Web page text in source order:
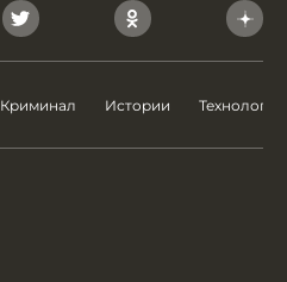
Криминал Истории Технологии